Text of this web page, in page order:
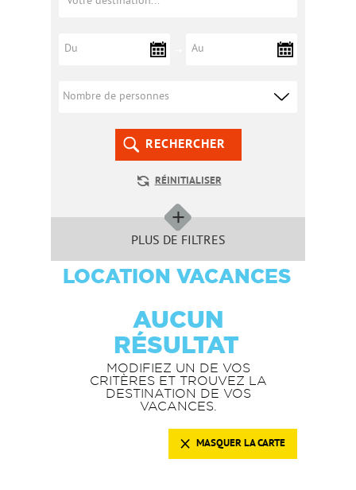
RECHERCHER
RÉINITIALISER
PLUS DE FILTRES
LOCATION VACANCES
AUCUN
RÉSULTAT
MODIFIEZ UN DE VOS
CRITÈRES ET TROUVEZ LA
DESTINATION DE VOS
VACANCES.
MASQUER LA CARTE